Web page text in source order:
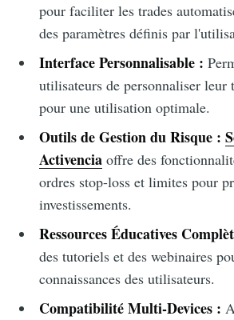
pour faciliter les trades
des paramètres définis par
Interface Personnalisable :
utilisateurs de personnaliser leur
pour une utilisation optimale.
Outils de Gestion du Risque :
Activenciaoffre des
ordres stop-loss et limites pour
investissements.
Ressources Éducatives
des tutoriels et des webinaires
connaissances des utilisateurs.
Compatibilité Multi-Devices :